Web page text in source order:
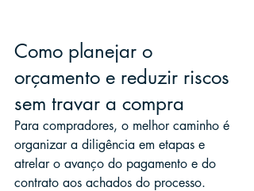
Como planejar o
orçamento e reduzir riscos
sem travar a compra
Para compradores, o melhor caminho é
organizar a diligência em etapas e
atrelar o avanço do pagamento e do
contrato aos achados do processo.